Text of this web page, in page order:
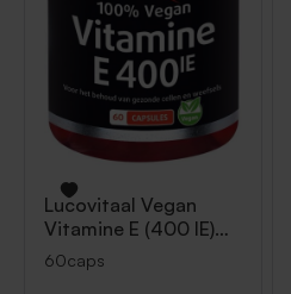
Lucovitaal Vegan
Vitamine E (400 IE)
60caps
60caps